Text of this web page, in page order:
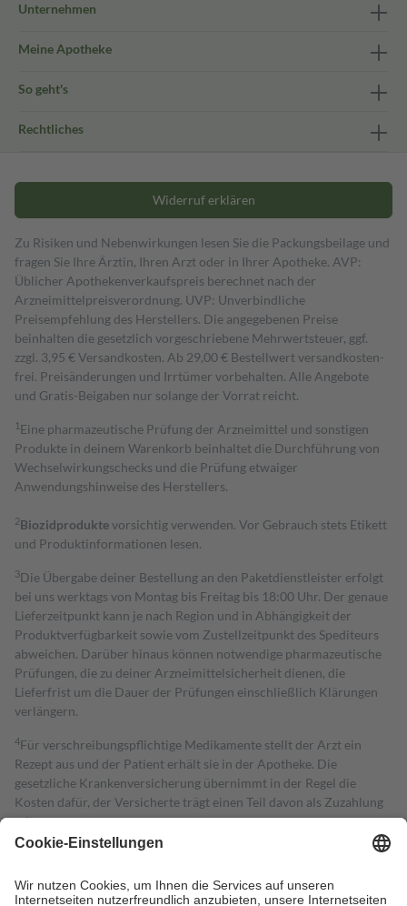
Unternehmen
Meine Apotheke
So geht's
Rechtliches
Widerruf erklären
Zu Risiken und Nebenwirkungen lesen Sie die Packungsbeilage und
fragen Sie Ihre Ärztin, Ihren Arzt oder in Ihrer Apotheke. AVP:
Üblicher Apothekenverkaufspreis berechnet nach der
Arzneimittelpreisverordnung. UVP: Unverbindliche
Preisempfehlung des Herstellers. Die angegebenen Preise
beinhalten die gesetzlich vorgeschriebene Mehrwertsteuer, ggf.
zzgl. 3,95 € Versandkosten. Ab 29,00 € Bestell­wert versand­kosten­
frei. Preisänderungen und Irrtümer vorbehalten. Alle Angebote
und Gratis-Beigaben nur solange der Vorrat reicht.
1 Eine pharmazeutische Prüfung der Arzneimittel und sonstigen
Produkte in deinem Warenkorb beinhaltet die Durchführung von
Wechselwirkungschecks und die Prüfung etwaiger
Anwendungshinweise des Herstellers.
2Biozidproduktevorsichtig verwenden. Vor Gebrauch stets Etikett
und Produktinformationen lesen.
3Die Übergabe deiner Bestellung an den Paketdienstleister erfolgt
bei uns werktags von Montag bis Freitag bis 18:00 Uhr. Der genaue
Lieferzeitpunkt kann je nach Region und in Abhängigkeit der
Produktverfügbarkeit sowie vom Zustellzeitpunkt des Spediteurs
abweichen. Darüber hinaus können notwendige pharmazeutische
Prüfungen, die zu deiner Arzneimittelsicherheit dienen, die
Lieferfrist um die Dauer der Prüfungen einschließlich Klärungen
verlängern.
4Für verschreibungspflichtige Medikamente stellt der Arzt ein
Rezept aus und der Patient erhält sie in der Apotheke. Die
gesetzliche Krankenversicherung übernimmt in der Regel die
Kosten dafür, der Versicherte trägt einen Teil davon als Zuzahlung
mit.
Grundsätzlich leisten Mitglieder Zuzahlungen in Höhe von zehn
höchstens zehn Euro.
Es sind jedoch nie mehr als die tatsächlichen
Kosten der Leistung zu entrichten.